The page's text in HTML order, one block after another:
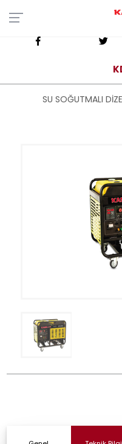
SU SOĞUTMALI